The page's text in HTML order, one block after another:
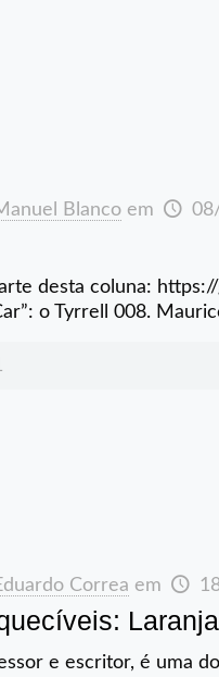
Blanco em
desta coluna:
o Tyrrell 008.
Correa em
e escritor, é uma